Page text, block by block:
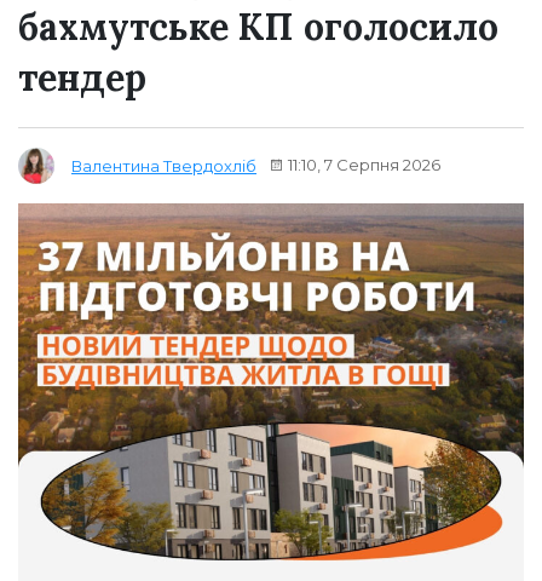
бахмутське КП оголосило
тендер
Валентина Твердохліб 11:10, 7 Серпня 2026